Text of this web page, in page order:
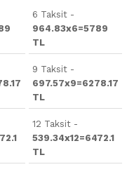
6 Taksit -
964.83x6=5789
TL
9 Taksit -
697.57x9=6278.17
TL
12 Taksit -
539.34x12=6472.1
TL